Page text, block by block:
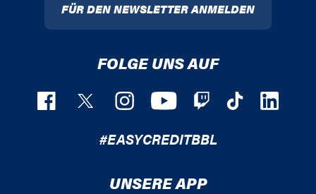
FÜR DEN NEWSLETTER ANMELDEN
FOLGE UNS AUF
#EASYCREDITBBL
UNSERE APP